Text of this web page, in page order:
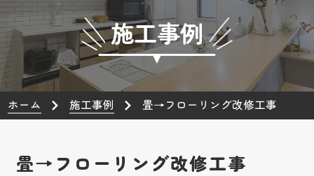
施工事例
ホーム 施工事例 畳→フローリング改修工事
畳→フローリング改修工事